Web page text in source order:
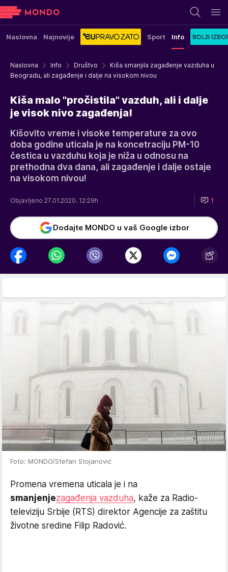
Naslovna Najnovije Sport Info
Naslovna Info Društvo
Kiša smanjila zagađenje vazduha u
Beogradu, ali zagađenje i dalje na visokom nivou
Kiša malo "pročistila" vazduh, ali i dalje
je visok nivo zagađenja!
Kišovito vreme i visoke temperature za ovo
doba godine uticala je na koncetraciju PM-10
čestica u vazduhu koja je niža u odnosu na
prethodna dva dana, ali zagađenje i dalje ostaje
na visokom nivou!
Objavljeno 27.01.2020. 12:29h 1
Dodajte MONDO u vaš Google izbor
Foto: MONDO/Stefan Stojanović
Promena vremena uticala je i na
smanjenjezagađenja vazduha, kaže za Radio-
televiziju Srbije (RTS) direktor Agencije za zaštitu
životne sredine Filip Radović.